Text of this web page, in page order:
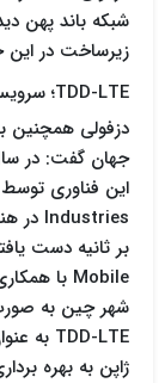
شبکه باند پهن
زیرساخت در
TDD-LTE؛ سرویس اینترنت پرسرعت خانگی و اداری ایرانسل
ژاپن به بهره